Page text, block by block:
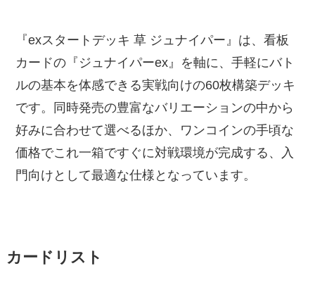
『exスタートデッキ 草 ジュナイパー』は、看板
カードの『ジュナイパーex』を軸に、手軽にバト
ルの基本を体感できる実戦向けの60枚構築デッキ
です。同時発売の豊富なバリエーションの中から
好みに合わせて選べるほか、ワンコインの手頃な
価格でこれ一箱ですぐに対戦環境が完成する、入
門向けとして最適な仕様となっています。
カードリスト